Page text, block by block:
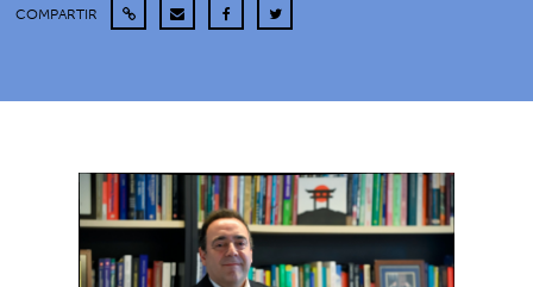
COMPARTIR